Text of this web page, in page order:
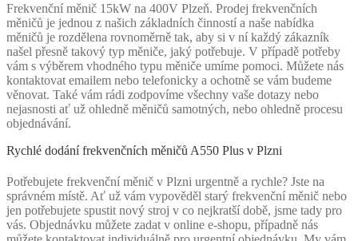
Frekvenční měnič 15kW na 400V Plzeň. Prodej frekvenčních
měničů je jednou z našich základních činností a naše nabídka
měničů je rozdělena rovnoměrně tak, aby si v ní každý zákazník
našel přesně takový typ měniče, jaký potřebuje. V případě potřeby
vám s výběrem vhodného typu měniče umíme pomoci. Můžete nás
kontaktovat emailem nebo telefonicky a ochotně se vám budeme
věnovat. Také vám rádi zodpovíme všechny vaše dotazy nebo
nejasnosti ať už ohledně měničů samotných, nebo ohledně procesu
objednávání.
Rychlé dodání frekvenčních měničů A550 Plus v Plzni
Potřebujete frekvenční měnič v Plzni urgentně a rychle? Jste na
správném místě. Ať už vám vypověděl starý frekvenční měnič nebo
jen potřebujete spustit nový stroj v co nejkratší době, jsme tady pro
vás. Objednávku můžete zadat v online e-shopu, případně nás